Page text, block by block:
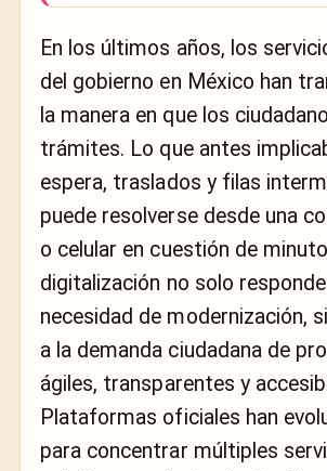
En los últimos años, los
del gobierno en México han
la manera en que los
trámites. Lo que antes
espera, traslados y filas
puede resolverse desde una
o celular en cuestión de
digitalización no solo
necesidad de modernización,
a la demanda ciudadana de
ágiles, transparentes y
Plataformas oficiales han
para concentrar múltiples